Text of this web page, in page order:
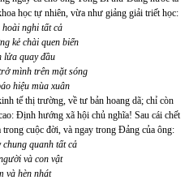
học tự nhiên, vừa như giảng giải triết học:
hoài nghi tất cả
kẻ chài quen biển
lửa quay đầu
mình trên mặt sóng
hiệu mùa xuân
tế thị trường, về tư bản hoang dã; chỉ còn
Định hướng xã hội chủ nghĩa! Sau cái chết
cuộc đời, và ngay trong Đảng của ông:
quanh tất cả
và con vật
và hèn nhát